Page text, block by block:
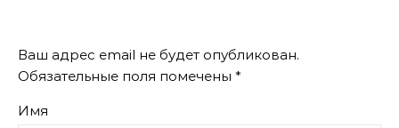
Ваш адрес email не будет опубликован.
Обязательные поля помечены *
Имя